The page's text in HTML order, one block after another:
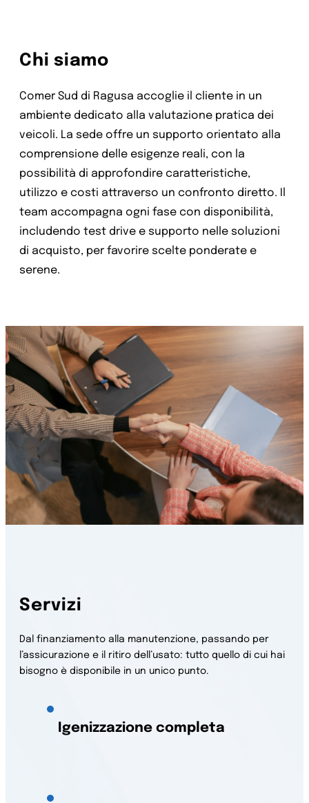
Chi siamo
Comer Sud di Ragusa accoglie il cliente in un
ambiente dedicato alla valutazione pratica dei
veicoli. La sede offre un supporto orientato alla
comprensione delle esigenze reali, con la
possibilità di approfondire caratteristiche,
utilizzo e costi attraverso un confronto diretto. Il
team accompagna ogni fase con disponibilità,
includendo test drive e supporto nelle soluzioni
di acquisto, per favorire scelte ponderate e
serene.
Servizi
Dal finanziamento alla manutenzione, passando per
l’assicurazione e il ritiro dell’usato: tutto quello di cui hai
bisogno è disponibile in un unico punto.
Igenizzazione completa